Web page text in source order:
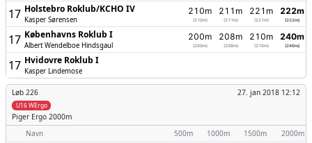
17 Holstebro Roklub/­KCHO IV
Kasper Sørensen
210m
(210m)
211m
(211m)
221m
(221m)
222m
(222m)
17 Københavns Roklub I
Albert Wendelboe Hindsgaul
200m
(200m)
208m
(208m)
210m
(210m)
240m
(240m)
17 Hvidovre Roklub I
Kasper Lindemose
Løb 226 27. jan 2018 12:12
U16 WErgo
Piger Ergo 2000m
Navn
500m 1000m 1500m 2000m